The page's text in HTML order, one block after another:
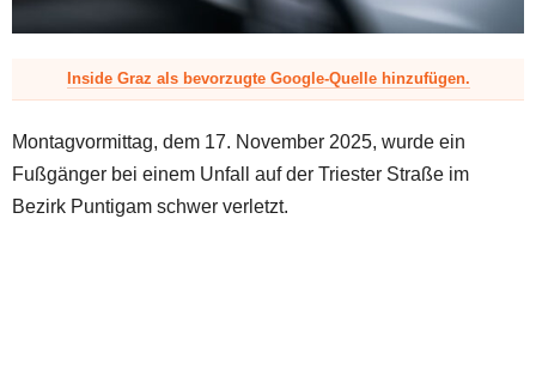
Inside Graz als bevorzugte Google-Quelle hinzufügen.
Montagvormittag, dem 17. November 2025, wurde ein
Fußgänger bei einem Unfall auf der Triester Straße im
Bezirk Puntigam schwer verletzt.